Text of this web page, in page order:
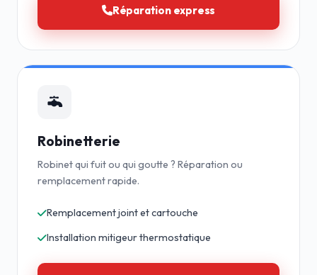
Réparation express
Robinetterie
Robinet qui fuit ou qui goutte ? Réparation ou
remplacement rapide.
Remplacement joint et cartouche
Installation mitigeur thermostatique